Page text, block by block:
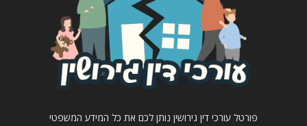
פורטל עורכי דין גירושין נותן לכם את כל המידע המשפטי